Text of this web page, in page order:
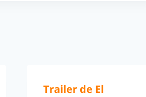
Trailer de El